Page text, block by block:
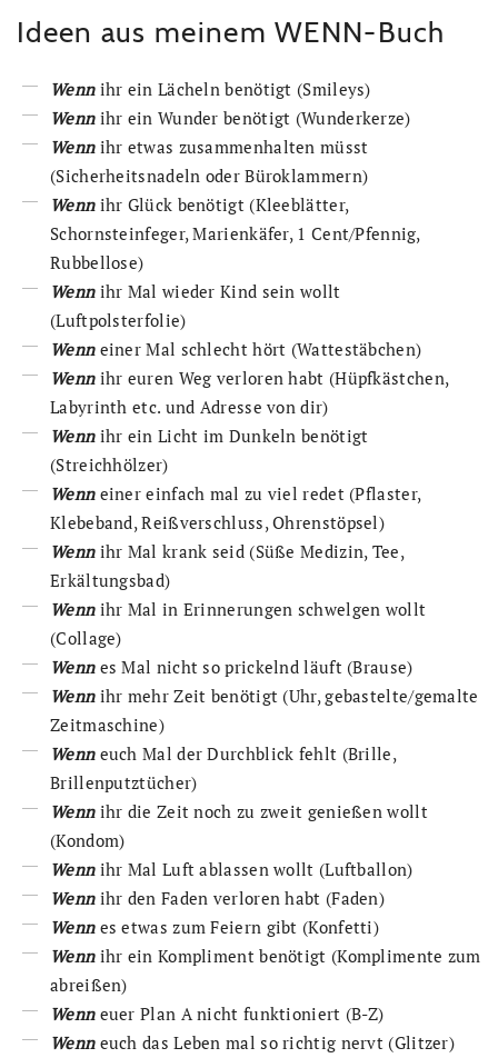
Ideen aus meinem WENN-Buch
Wennihr ein Lächeln benötigt (Smileys)
Wennihr ein Wunder benötigt (Wunderkerze)
Wennihr etwas zusammenhalten müsst
(Sicherheitsnadeln oder Büroklammern)
Wennihr Glück benötigt (Kleeblätter,
Schornsteinfeger, Marienkäfer, 1 Cent/Pfennig,
Rubbellose)
Wennihr Mal wieder Kind sein wollt
(Luftpolsterfolie)
Wenneiner Mal schlecht hört (Wattestäbchen)
Wennihr euren Weg verloren habt (Hüpfkästchen,
Labyrinth etc. und Adresse von dir)
Wennihr ein Licht im Dunkeln benötigt
(Streichhölzer)
Wenneiner einfach mal zu viel redet (Pflaster,
Klebeband, Reißverschluss, Ohrenstöpsel)
Wennihr Mal krank seid (Süße Medizin, Tee,
Erkältungsbad)
Wennihr Mal in Erinnerungen schwelgen wollt
(Collage)
Wennes Mal nicht so prickelnd läuft (Brause)
Wennihr mehr Zeit benötigt (Uhr, gebastelte/gemalte
Zeitmaschine)
Wenneuch Mal der Durchblick fehlt (Brille,
Brillenputztücher)
Wennihr die Zeit noch zu zweit genießen wollt
(Kondom)
Wennihr Mal Luft ablassen wollt (Luftballon)
Wennihr den Faden verloren habt (Faden)
Wennes etwas zum Feiern gibt (Konfetti)
Wennihr ein Kompliment benötigt (Komplimente zum
abreißen)
Wenneuer Plan A nicht funktioniert (B-Z)
Wenneuch das Leben mal so richtig nervt (Glitzer)